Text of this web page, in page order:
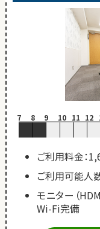
7 8 9 10 11 12
ご利用料金：
ご利用可能人
モニター（
Wi-Fi完備